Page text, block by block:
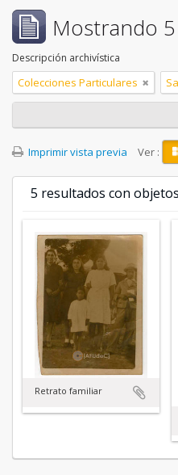
Mostrando
Descripción archivística
Colecciones Particulares
Imprimir vista previa Ver :
5 resultados con
Retrato familiar